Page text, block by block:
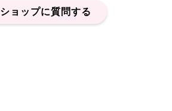
ショップに質問する